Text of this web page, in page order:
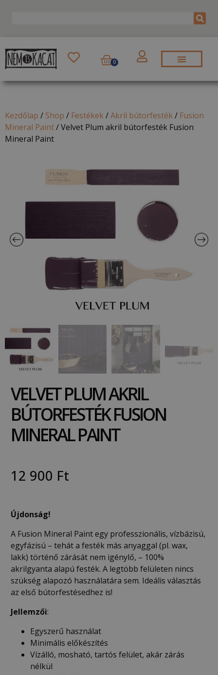
0
Kezdőlap / Shop / Festékek/Akril bútorfesték/ Fusion
Mineral Paint/Velvet Plum akril bútorfesték Fusion
Mineral Paint
VELVET PLUM AKRIL
BÚTORFESTÉK FUSION
MINERAL PAINT
12 900 Ft
Újdonság!
A Fusion Mineral Paint egy professzionális, vízbázisú,
egyfázisú – tehát a festék más anyaggal (pl. wax,
lakk) történő zárását nem igénylő, – 100%
akrilgyanta alapú festék. A legtöbb felületen nincs
szükség alapozó használatára sem. Ideális választás
az első bútorfestésedhez is!
Jellemzői:
Egyszerű használat
Minimális előkészítés
Vízálló, mosható, tartós felület, akár zárás
nélkül